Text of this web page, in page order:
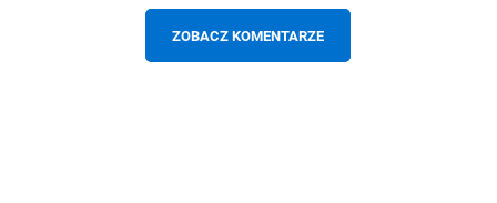
ZOBACZ KOMENTARZE